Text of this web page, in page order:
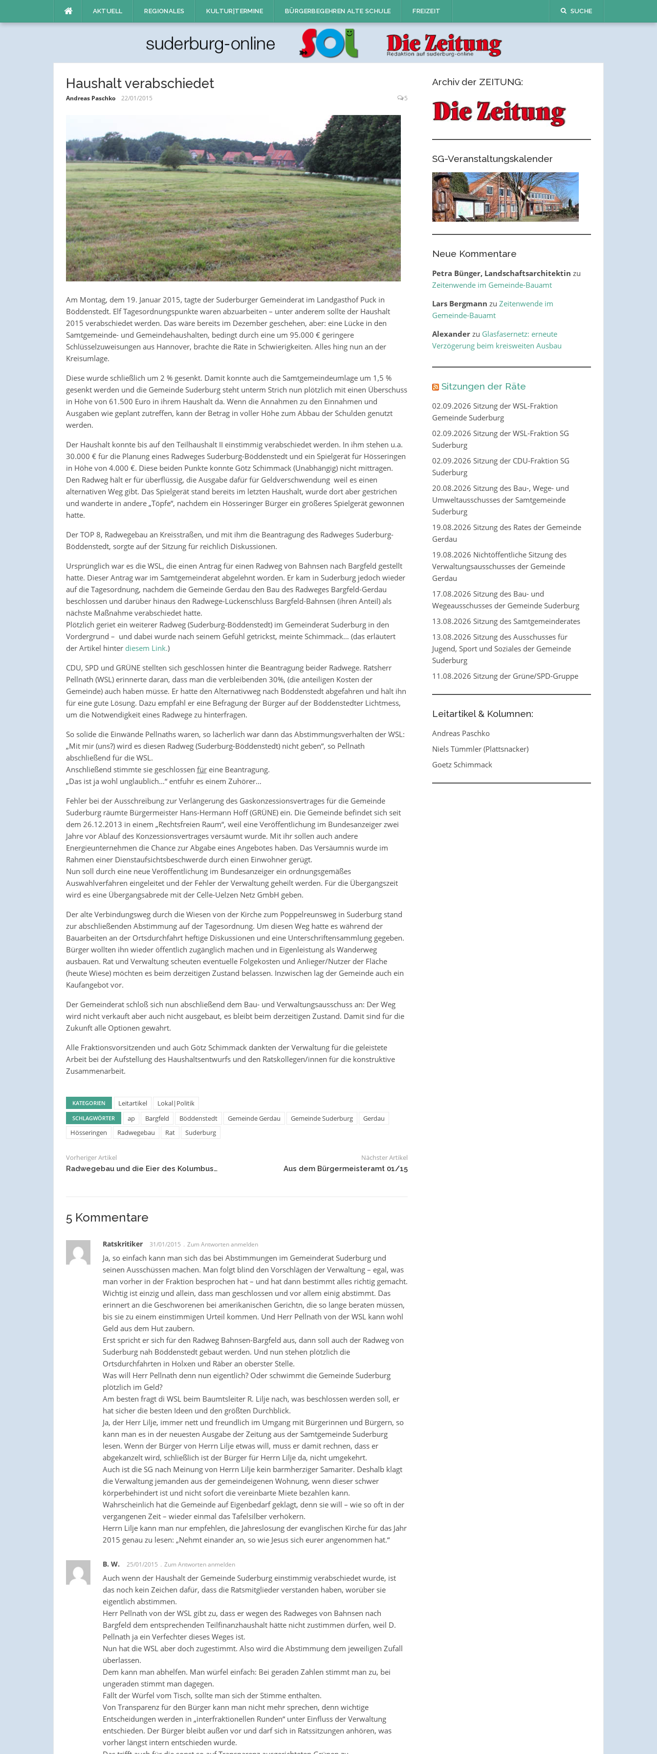
AKTUELL REGIONALES KULTUR|TERMINE BÜRGERBEGEHREN ALTE SCHULE FREIZEIT SUCHE
Haushalt verabschiedet
Andreas Paschko 22/01/2015 5
Am Montag, dem 19. Januar 2015, tagte der Suderburger Gemeinderat im Landgasthof Puck in
Böddenstedt. Elf Tagesordnungspunkte waren abzuarbeiten – unter anderem sollte der Haushalt
2015 verabschiedet werden. Das wäre bereits im Dezember geschehen, aber: eine Lücke in den
Samtgemeinde- und Gemeindehaushalten, bedingt durch eine um 95.000 € geringere
Schlüsselzuweisungen aus Hannover, brachte die Räte in Schwierigkeiten. Alles hing nun an der
Kreisumlage.
Diese wurde schließlich um 2 % gesenkt. Damit konnte auch die Samtgemeindeumlage um 1,5 %
gesenkt werden und die Gemeinde Suderburg steht unterm Strich nun plötzlich mit einen Überschuss
in Höhe von 61.500 Euro in ihrem Haushalt da. Wenn die Annahmen zu den Einnahmen und
Ausgaben wie geplant zutreffen, kann der Betrag in voller Höhe zum Abbau der Schulden genutzt
werden.
Der Haushalt konnte bis auf den Teilhaushalt II einstimmig verabschiedet werden. In ihm stehen u.a.
30.000 € für die Planung eines Radweges Suderburg-Böddenstedt und ein Spielgerät für Hösseringen
in Höhe von 4.000 €. Diese beiden Punkte konnte Götz Schimmack (Unabhängig) nicht mittragen.
Den Radweg hält er für überflüssig, die Ausgabe dafür für Geldverschwendung weil es einen
alternativen Weg gibt. Das Spielgerät stand bereits im letzten Haushalt, wurde dort aber gestrichen
und wanderte in andere „Töpfe“, nachdem ein Hösseringer Bürger ein größeres Spielgerät gewonnen
hatte.
Der TOP 8, Radwegebau an Kreisstraßen, und mit ihm die Beantragung des Radweges Suderburg-
Böddenstedt, sorgte auf der Sitzung für reichlich Diskussionen.
Ursprünglich war es die WSL, die einen Antrag für einen Radweg von Bahnsen nach Bargfeld gestellt
hatte. Dieser Antrag war im Samtgemeinderat abgelehnt worden. Er kam in Suderburg jedoch wieder
auf die Tagesordnung, nachdem die Gemeinde Gerdau den Bau des Radweges Bargfeld-Gerdau
beschlossen und darüber hinaus den Radwege-Lückenschluss Bargfeld-Bahnsen (ihren Anteil) als
nächste Maßnahme verabschiedet hatte.
Plötzlich geriet ein weiterer Radweg (Suderburg-Böddenstedt) im Gemeinderat Suderburg in den
Vordergrund – und dabei wurde nach seinem Gefühl getrickst, meinte Schimmack… (das erläutert
der Artikel hinter diesem Link.)
CDU, SPD und GRÜNE stellten sich geschlossen hinter die Beantragung beider Radwege. Ratsherr
Pellnath (WSL) erinnerte daran, dass man die verbleibenden 30%, (die anteiligen Kosten der
Gemeinde) auch haben müsse. Er hatte den Alternativweg nach Böddenstedt abgefahren und hält ihn
für eine gute Lösung. Dazu empfahl er eine Befragung der Bürger auf der Böddenstedter Lichtmess,
um die Notwendigkeit eines Radwege zu hinterfragen.
So solide die Einwände Pellnaths waren, so lächerlich war dann das Abstimmungsverhalten der WSL:
„Mit mir (uns?) wird es diesen Radweg (Suderburg-Böddenstedt) nicht geben“, so Pellnath
abschließend für die WSL.
Anschließend stimmte sie geschlossen füreine Beantragung.
„Das ist ja wohl unglaublich…“ entfuhr es einem Zuhörer…
Fehler bei der Ausschreibung zur Verlängerung des Gaskonzessionsvertrages für die Gemeinde
Suderburg räumte Bürgermeister Hans-Hermann Hoff (GRÜNE) ein. Die Gemeinde befindet sich seit
dem 26.12.2013 in einem „Rechtsfreien Raum“, weil eine Veröffentlichung im Bundesanzeiger zwei
Jahre vor Ablauf des Konzessionsvertrages versäumt wurde. Mit ihr sollen auch andere
Energieunternehmen die Chance zur Abgabe eines Angebotes haben. Das Versäumnis wurde im
Rahmen einer Dienstaufsichtsbeschwerde durch einen Einwohner gerügt.
Nun soll durch eine neue Veröffentlichung im Bundesanzeiger ein ordnungsgemäßes
Auswahlverfahren eingeleitet und der Fehler der Verwaltung geheilt werden. Für die Übergangszeit
wird es eine Übergangsabrede mit der Celle-Uelzen Netz GmbH geben.
Der alte Verbindungsweg durch die Wiesen von der Kirche zum Poppelreunsweg in Suderburg stand
zur abschließenden Abstimmung auf der Tagesordnung. Um diesen Weg hatte es während der
Bauarbeiten an der Ortsdurchfahrt heftige Diskussionen und eine Unterschriftensammlung gegeben.
Bürger wollten ihn wieder öffentlich zugänglich machen und in Eigenleistung als Wanderweg
ausbauen. Rat und Verwaltung scheuten eventuelle Folgekosten und Anlieger/Nutzer der Fläche
(heute Wiese) möchten es beim derzeitigen Zustand belassen. Inzwischen lag der Gemeinde auch ein
Kaufangebot vor.
Der Gemeinderat schloß sich nun abschließend dem Bau- und Verwaltungsausschuss an: Der Weg
wird nicht verkauft aber auch nicht ausgebaut, es bleibt beim derzeitigen Zustand. Damit sind für die
Zukunft alle Optionen gewahrt.
Alle Fraktionsvorsitzenden und auch Götz Schimmack dankten der Verwaltung für die geleistete
Arbeit bei der Aufstellung des Haushaltsentwurfs und den Ratskollegen/innen für die konstruktive
Zusammenarbeit.
KATEGORIEN Leitartikel Lokal|Politik
SCHLAGWÖRTER ap Bargfeld Böddenstedt Gemeinde Gerdau Gemeinde Suderburg
Gerdau
Hösseringen
Radwegebau Rat Suderburg
Vorheriger Artikel
Radwegebau und die Eier des Kolumbus…
Nächster Artikel
Aus dem Bürgermeisteramt 01/15
5 Kommentare
Ratskritiker 31/01/2015 Zum Antworten anmelden
Ja, so einfach kann man sich das bei Abstimmungen im Gemeinderat Suderburg und
seinen Ausschüssen machen. Man folgt blind den Vorschlägen der Verwaltung – egal, was
man vorher in der Fraktion besprochen hat – und hat dann bestimmt alles richtig gemacht.
Wichtig ist einzig und allein, dass man geschlossen und vor allem einig abstimmt. Das
erinnert an die Geschworenen bei amerikanischen Gerichtn, die so lange beraten müssen,
bis sie zu einem einstimmigen Urteil kommen. Und Herr Pellnath von der WSL kann wohl
Geld aus dem Hut zaubern.
Erst spricht er sich für den Radweg Bahnsen-Bargfeld aus, dann soll auch der Radweg von
Suderburg nah Böddenstedt gebaut werden. Und nun stehen plötzlich die
Ortsdurchfahrten in Holxen und Räber an oberster Stelle.
Was will Herr Pellnath denn nun eigentlich? Oder schwimmt die Gemeinde Suderburg
plötzlich im Geld?
Am besten fragt di WSL beim Baumtsleiter R. Lilje nach, was beschlossen werden soll, er
hat sicher die besten Ideen und den größten Durchblick.
Ja, der Herr Lilje, immer nett und freundlich im Umgang mit Bürgerinnen und Bürgern, so
kann man es in der neuesten Ausgabe der Zeitung aus der Samtgemeinde Suderburg
lesen. Wenn der Bürger von Herrn Lilje etwas will, muss er damit rechnen, dass er
abgekanzelt wird, schließlich ist der Bürger für Herrn Lilje da, nicht umgekehrt.
Auch ist die SG nach Meinung von Herrn Lilje kein barmherziger Samariter. Deshalb klagt
die Verwaltung jemanden aus der gemeindeigenen Wohnung, wenn dieser schwer
körperbehindert ist und nicht sofort die vereinbarte Miete bezahlen kann.
Wahrscheinlich hat die Gemeinde auf Eigenbedarf geklagt, denn sie will – wie so oft in der
vergangenen Zeit – wieder einmal das Tafelsilber verhökern.
Herrn Lilje kann man nur empfehlen, die Jahreslosung der evanglischen Kirche für das Jahr
2015 genau zu lesen: „Nehmt einander an, so wie Jesus sich eurer angenommen hat.“
B. W. 25/01/2015 Zum Antworten anmelden
Auch wenn der Haushalt der Gemeinde Suderburg einstimmig verabschiedet wurde, ist
das noch kein Zeichen dafür, dass die Ratsmitglieder verstanden haben, worüber sie
eigentlich abstimmen.
Herr Pellnath von der WSL gibt zu, dass er wegen des Radweges von Bahnsen nach
Bargfeld dem entsprechenden Teilfinanzhaushalt hätte nicht zustimmen dürfen, weil D.
Pellnath ja ein Verfechter dieses Weges ist.
Nun hat die WSL aber doch zugestimmt. Also wird die Abstimmung dem jeweiligen Zufall
überlassen.
Dem kann man abhelfen. Man würfel einfach: Bei geraden Zahlen stimmt man zu, bei
ungeraden stimmt man dagegen.
Fällt der Würfel vom Tisch, sollte man sich der Stimme enthalten.
Von Transparenz für den Bürger kann man nicht mehr sprechen, denn wichtige
Entscheidungen werden in „interfraktionellen Runden“ unter Einfluss der Verwaltung
entschieden. Der Bürger bleibt außen vor und darf sich in Ratssitzungen anhören, was
vorher längst intern entschieden wurde.
Archiv der ZEITUNG:
SG-Veranstaltungskalender
Neue Kommentare
Petra Bünger, Landschaftsarchitektin zu
Zeitenwende im Gemeinde-Bauamt
Lars Bergmann zu Zeitenwende im
Gemeinde-Bauamt
Alexanderzu Glasfasernetz: erneute
Verzögerung beim kreisweiten Ausbau
Sitzungen der Räte
02.09.2026 Sitzung der WSL-Fraktion
Gemeinde Suderburg
02.09.2026 Sitzung der WSL-Fraktion SG
Suderburg
02.09.2026 Sitzung der CDU-Fraktion SG
Suderburg
20.08.2026 Sitzung des Bau-, Wege- und
Umweltausschusses der Samtgemeinde
Suderburg
19.08.2026 Sitzung des Rates der Gemeinde
Gerdau
19.08.2026 Nichtöffentliche Sitzung des
Verwaltungsausschusses der Gemeinde
Gerdau
17.08.2026 Sitzung des Bau- und
Wegeausschusses der Gemeinde Suderburg
13.08.2026 Sitzung des Samtgemeinderates
13.08.2026 Sitzung des Ausschusses für
Jugend, Sport und Soziales der Gemeinde
Suderburg
11.08.2026 Sitzung der Grüne/SPD-Gruppe
Leitartikel & Kolumnen:
Andreas Paschko
Niels Tümmler (Plattsnacker)
Goetz Schimmack